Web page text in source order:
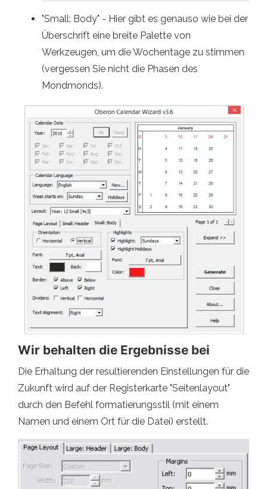
"Small: Body" - Hier gibt es genauso wie bei der
Überschrift eine breite Palette von
Werkzeugen, um die Wochentage zu stimmen
(vergessen Sie nicht die Phasen des
Mondmonds).
Wir behalten die Ergebnisse bei
Die Erhaltung der resultierenden Einstellungen für die
Zukunft wird auf der Registerkarte "Seitenlayout"
durch den Befehl formatierungsstil (mit einem
Namen und einem Ort für die Datei) erstellt.